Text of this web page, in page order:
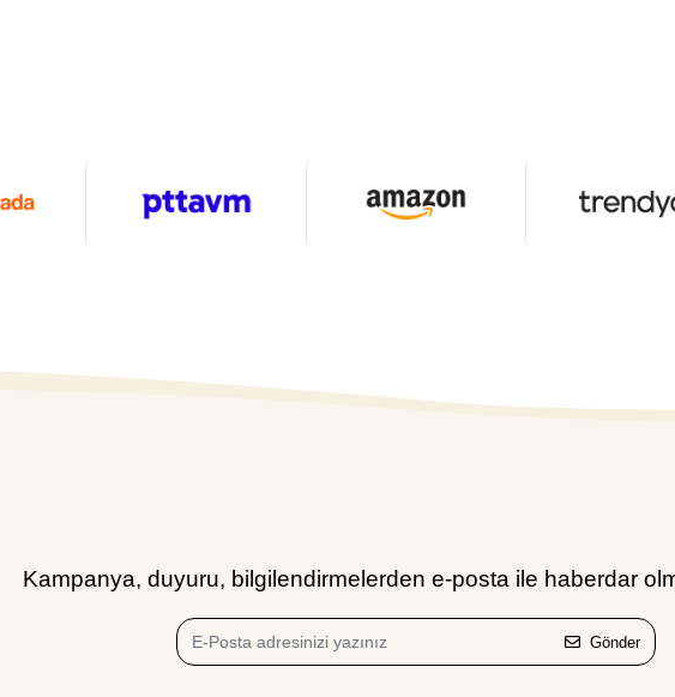
Kampanya, duyuru, bilgilendirmelerden e-posta ile haberdar
Gönder